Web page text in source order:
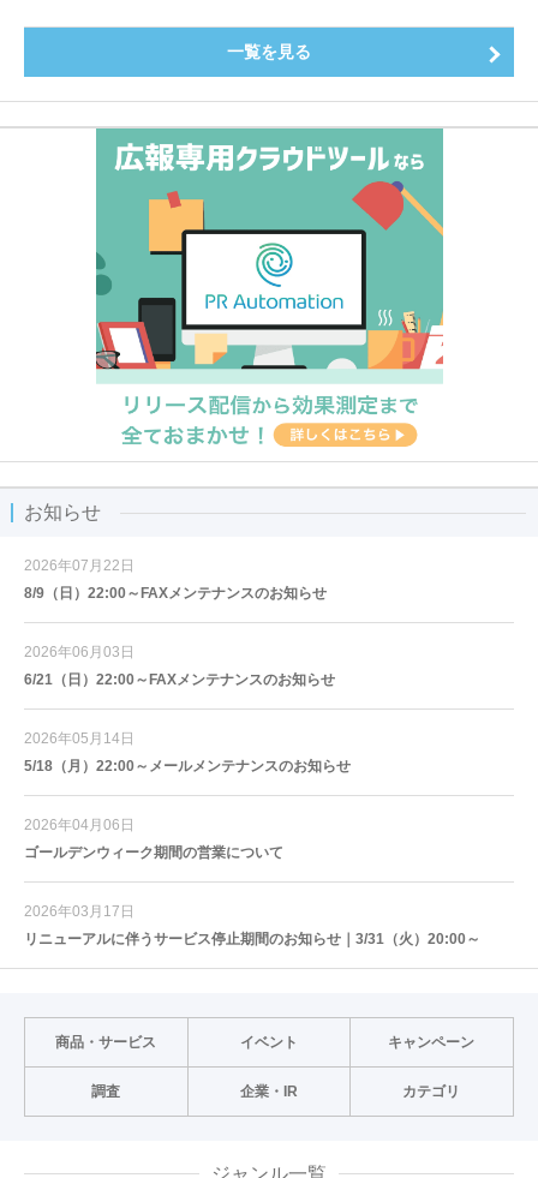
一覧を見る
お知らせ
2026年07月22日
8/9（日）22:00～FAXメンテナンスのお知らせ
2026年06月03日
6/21（日）22:00～FAXメンテナンスのお知らせ
2026年05月14日
5/18（月）22:00～メールメンテナンスのお知らせ
2026年04月06日
ゴールデンウィーク期間の営業について
2026年03月17日
リニューアルに伴うサービス停止期間のお知らせ｜3/31（火）20:00～
商品・サービス イベント キャンペーン
調査 企業・IR カテゴリ
ジャンル一覧